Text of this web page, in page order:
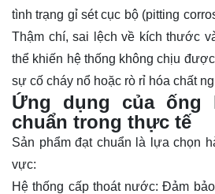
tình trạng gỉ sét cục bộ (pitting
Thậm chí, sai lệch về kích thước
thể khiến hệ thống không chịu
sự cố cháy nổ hoặc rò rỉ hóa chất
Ứng dụng của ống
chuẩn trong thực tế
Sản phẩm đạt chuẩn là lựa chọn
vực:
Hệ thống cấp thoát nước: Đảm